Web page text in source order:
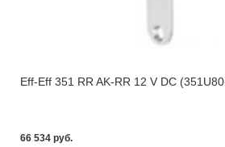
Eff-Eff 351 RR AK-RR 12 V DC
66 534 pуб.